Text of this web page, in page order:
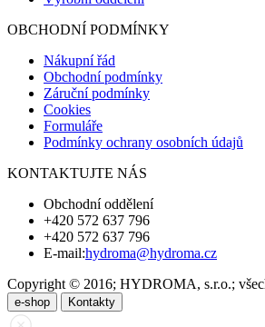
OBCHODNÍ PODMÍNKY
Nákupní řád
Obchodní podmínky
Záruční podmínky
Cookies
Formuláře
Podmínky ochrany osobních údajů
KONTAKTUJTE NÁS
Obchodní oddělení
+420 572 637 796
+420 572 637 796
E-mail:hydroma@hydroma.cz
Copyright © 2016; HYDROMA, s.r.o.;
e-shop Kontakty